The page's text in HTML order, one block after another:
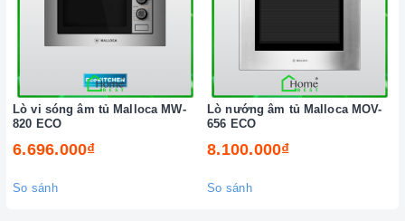
Lò vi sóng âm tủ Malloca MW-
820 ECO
6.696.000₫
So sánh
Lò nướng âm tủ Malloca MOV-
656 ECO
8.100.000₫
So sánh